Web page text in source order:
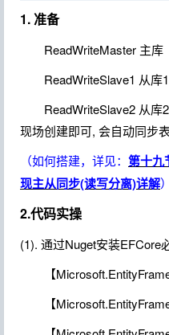
1. 准备
ReadWriteMaster 主库
ReadWriteSlave1 从库1
ReadWriteSlave2 从库2
现场创建即可, 会自动同步表
（如何搭建，详见： 第十九
现主从同步(读写分离)详解）
2.代码实操
(1). 通过Nuget安装EFCore
【
【